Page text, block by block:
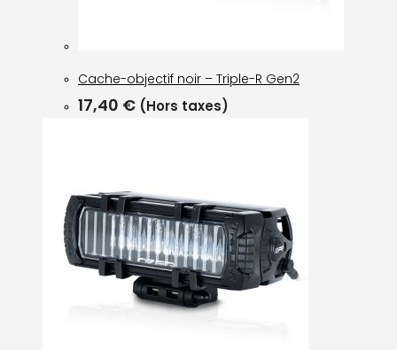
Cache-objectif noir – Triple-R Gen2
17,40 € (Hors taxes)